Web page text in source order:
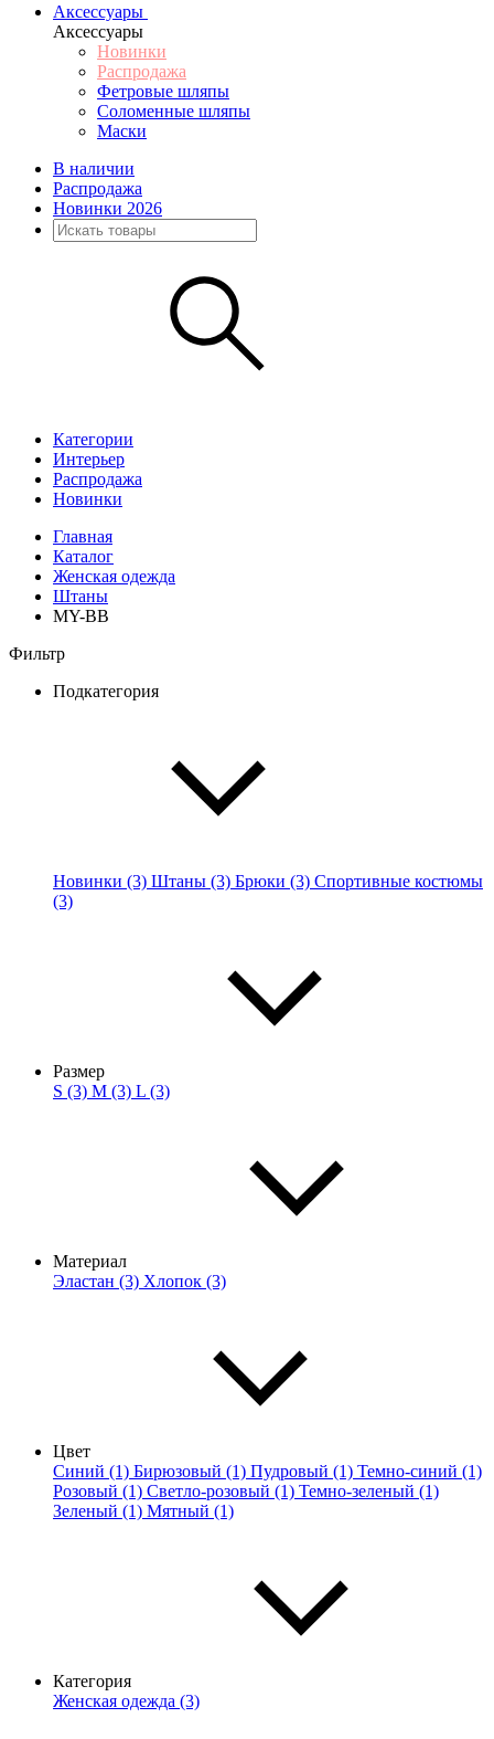
Аксессуары
Аксессуары
Новинки
Распродажа
Фетровые шляпы
Соломенные шляпы
Маски
В наличии
Распродажа
Новинки 2026
Категории
Интерьер
Распродажа
Новинки
Главная
Каталог
Женская одежда
Штаны
MY-BB
Фильтр
Подкатегория
Новинки (3) Штаны (3) Брюки (3) Спортивные костюмы
(3)
Размер
S (3) M (3) L (3)
Материал
Эластан (3) Хлопок (3)
Цвет
Синий (1) Бирюзовый (1) Пудровый (1) Темно-синий (1)
Розовый (1) Светло-розовый (1) Темно-зеленый (1)
Зеленый (1) Мятный (1)
Категория
Женская одежда (3)